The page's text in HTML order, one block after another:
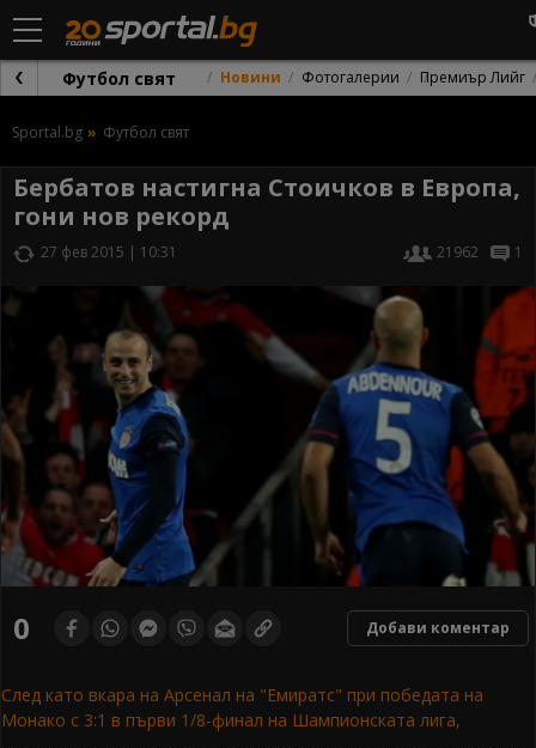
Футбол свят Новини Фотогалерии Премиър Лийг
Sportal.bg Футбол свят
Бербатов настигна Стоичков в Европа,
гони нов рекорд
27 фев 2015 | 10:31 21962 1
0 Добави коментар
След като вкара на Арсенал на "Емиратс" при победата на
Монако с 3:1 в първи 1/8-финал на Шампионската лига,